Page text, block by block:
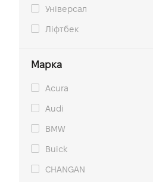
Універсал
Ліфтбек
Марка
Acura
Audi
BMW
Buick
CHANGAN